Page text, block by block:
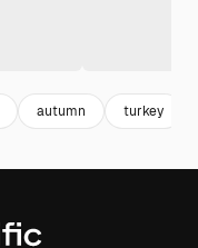
autumn turkey